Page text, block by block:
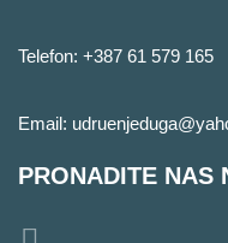
Telefon: +387 61 579 165
Email:
PRONADITE NAS